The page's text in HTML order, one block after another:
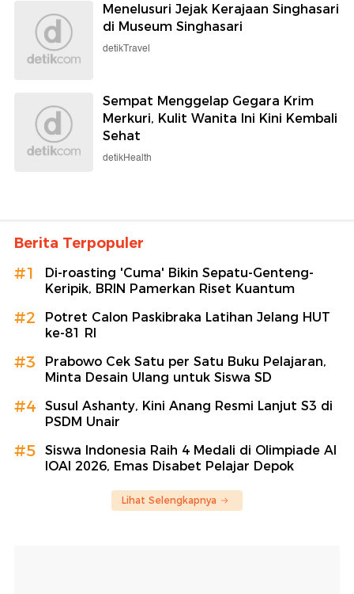
Menelusuri Jejak Kerajaan Singhasari
di Museum Singhasari
detikTravel
Sempat Menggelap Gegara Krim
Merkuri, Kulit Wanita Ini Kini Kembali
Sehat
detikHealth
Berita Terpopuler
#1
Di-roasting 'Cuma' Bikin Sepatu-Genteng-
Keripik, BRIN Pamerkan Riset Kuantum
#2
Potret Calon Paskibraka Latihan Jelang HUT
ke-81 RI
#3
Prabowo Cek Satu per Satu Buku Pelajaran,
Minta Desain Ulang untuk Siswa SD
#4
Susul Ashanty, Kini Anang Resmi Lanjut S3 di
PSDM Unair
#5
Siswa Indonesia Raih 4 Medali di Olimpiade AI
IOAI 2026, Emas Disabet Pelajar Depok
Lihat Selengkapnya